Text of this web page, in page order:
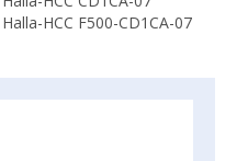
Halla-HCC F500-CD1CA-07